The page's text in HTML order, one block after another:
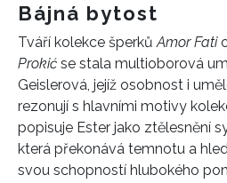
Bájná bytost
Tváří kolekce šperků Amor Fati
Prokić se stala multioborová
Geislerová, jejíž osobnost i
rezonují s hlavními motivy
popisuje Ester jako ztělesnění
která překonává temnotu a
svou schopností hlubokého